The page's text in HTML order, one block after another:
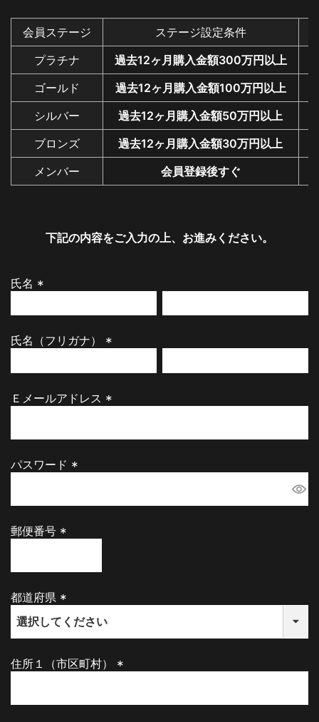
会員ステージ ステージ設定条件
プラチナ
過去12ヶ月購入金額300万円以上
ゴールド
過去12ヶ月購入金額100万円以上
シルバー
過去12ヶ月購入金額50万円以上
ブロンズ
過去12ヶ月購入金額30万円以上
メンバー
会員登録後すぐ
下記の内容をご入力の上、お進みください。
氏名
必
須
)
氏名（フリガナ）
必
)
Ｅメールアドレス
パスワード
郵便番号
)
都道府県
(
必
)
住所１（市区町村）